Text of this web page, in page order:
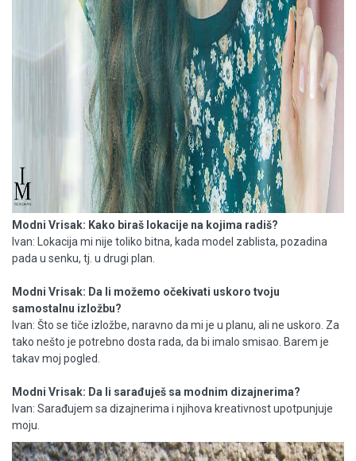
Modni Vrisak: Kako biraš lokacije na kojima radiš?
Ivan: Lokacija mi nije toliko bitna, kada model zablista, pozadina
pada u senku, tj. u drugi plan.
Modni Vrisak: Da li možemo očekivati uskoro tvoju
samostalnu izložbu?
Ivan: Što se tiče izložbe, naravno da mi je u planu, ali ne uskoro. Za
tako nešto je potrebno dosta rada, da bi imalo smisao. Barem je
takav moj pogled.
Modni Vrisak: Da li sarađuješ sa modnim dizajnerima?
Ivan: Sarađujem sa dizajnerima i njihova kreativnost upotpunjuje
moju.